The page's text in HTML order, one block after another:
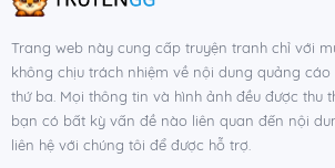
Trang web này cung cấp truyện tranh chỉ với
không chịu trách nhiệm về nội dung quảng cáo
thứ ba. Mọi thông tin và hình ảnh đều được thu
bạn có bất kỳ vấn đề nào liên quan đến nội
liên hệ với chúng tôi để được hỗ trợ.